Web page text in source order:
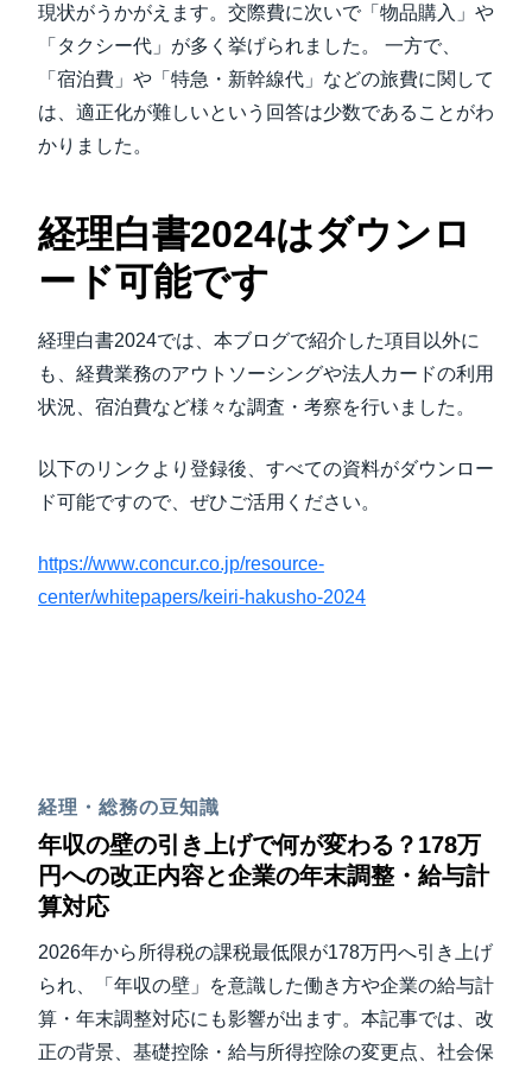
現状がうかがえます。交際費に次いで「物品購入」や
「タクシー代」が多く挙げられました。 一方で、
「宿泊費」や「特急・新幹線代」などの旅費に関して
は、適正化が難しいという回答は少数であることがわ
かりました。
経理白書2024はダウンロ
ード可能です
経理白書2024では、本ブログで紹介した項目以外に
も、経費業務のアウトソーシングや法人カードの利用
状況、宿泊費など様々な調査・考察を行いました。
以下のリンクより登録後、すべての資料がダウンロー
ド可能ですので、ぜひご活用ください。
https://www.concur.co.jp/resource-
center/whitepapers/keiri-hakusho-2024
経理・総務の豆知識
年収の壁の引き上げで何が変わる？178万
円への改正内容と企業の年末調整・給与計
算対応
2026年から所得税の課税最低限が178万円へ引き上げ
られ、「年収の壁」を意識した働き方や企業の給与計
算・年末調整対応にも影響が出ます。本記事では、改
正の背景、基礎控除・給与所得控除の変更点、社会保